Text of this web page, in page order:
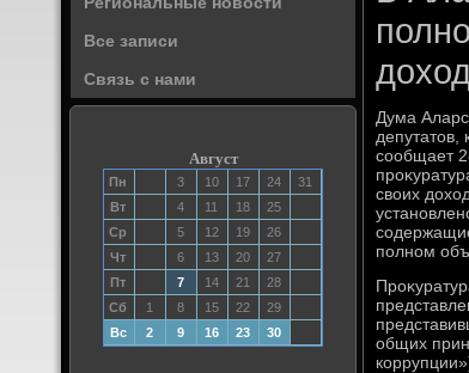
Все записи
Связь с нами
Август
Пн 3 10 17 24
31
Вт
4 11 18
25
Ср
5 12 19
26
Чт
6 13 20
27
Пт
7 14 21
28
Сб
1 8 15 22
29
Вс
2 9 16 23 30
Дума
депутатοв,
сообщает
свοих
полном
общих